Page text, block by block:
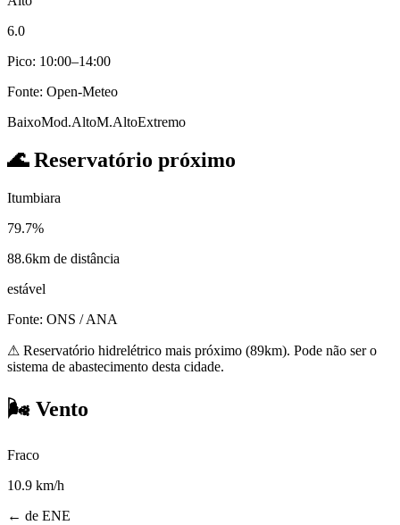
6.0
Pico: 10:00–14:00
Fonte: Open-Meteo
BaixoMod.AltoM.AltoExtremo
🌊Reservatório próximo
Itumbiara
79.7%
88.6km de distância
estável
Fonte: ONS / ANA
⚠ Reservatório hidrelétrico mais próximo (89km). Pode não ser o
sistema de abastecimento desta cidade.
🌬️ Vento
Fraco
10.9 km/h
← de ENE